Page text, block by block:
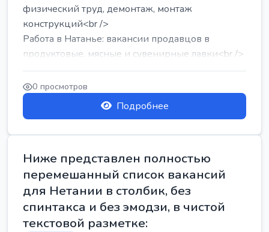
физический труд, демонтаж, монтаж
конструкций<br />
Работа в Натанье: вакансии продавцов в
продуктовые, мясные и сувенирные лавки<br />
Разнорабочий на сборку м...
0 просмотров
Подробнее
Ниже представлен полностью
перемешанный список вакансий
для Нетании в столбик, без
спинтакса и без эмодзи, в чистой
текстовой разметке: